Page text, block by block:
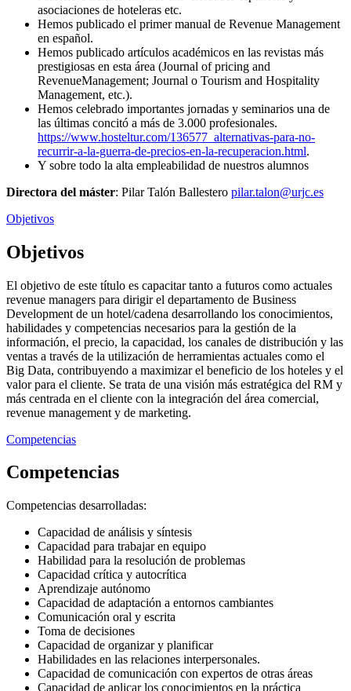
asociaciones de hoteleras etc.
Hemos publicado el primer manual de Revenue Management
en español.
Hemos publicado artículos académicos en las revistas más
prestigiosas en esta área (Journal of pricing and
RevenueManagement; Journal o Tourism and Hospitality
Management, etc.).
Hemos celebrado importantes jornadas y seminarios una de
las últimas concitó a más de 3.000 profesionales.
https://www.hosteltur.com/136577_alternativas-para-no-
recurrir-a-la-guerra-de-precios-en-la-recuperacion.html.
Y sobre todo la alta empleabilidad de nuestros alumnos
Directora del máster: Pilar Talón Ballestero pilar.talon@urjc.es
Objetivos
Objetivos
El objetivo de este título es capacitar tanto a futuros como actuales
revenue managers para dirigir el departamento de Business
Development de un hotel/cadena desarrollando los conocimientos,
habilidades y competencias necesarios para la gestión de la
información, el precio, la capacidad, los canales de distribución y las
ventas a través de la utilización de herramientas actuales como el
Big Data, contribuyendo a maximizar el beneficio de los hoteles y el
valor para el cliente. Se trata de una visión más estratégica del RM y
más centrada en el cliente con la integración del área comercial,
revenue management y de marketing.
Competencias
Competencias
Competencias desarrolladas:
Capacidad de análisis y síntesis
Capacidad para trabajar en equipo
Habilidad para la resolución de problemas
Capacidad crítica y autocrítica
Aprendizaje autónomo
Capacidad de adaptación a entornos cambiantes
Comunicación oral y escrita
Toma de decisiones
Capacidad de organizar y planificar
Habilidades en las relaciones interpersonales.
Capacidad de comunicación con expertos de otras áreas
Capacidad de aplicar los conocimientos en la práctica